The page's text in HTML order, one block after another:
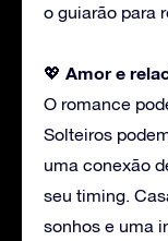
o guiarão para
💖 Amore
O romance
Solteiros
uma conexão
seu timing.
sonhos e uma